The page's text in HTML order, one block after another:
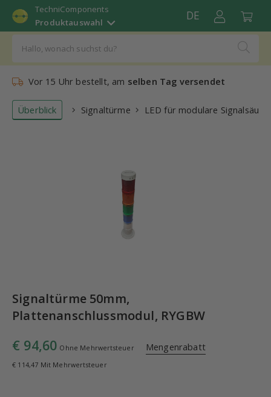
TechniComponents
Produktauswahl
DE
Vor 15 Uhr bestellt, am selben Tag versendet
Überblick Signaltürme LED für modulare
Signaltürme 50mm,
Plattenanschlussmodul, RYGBW
€ 94,60 Ohne Mehrwertsteuer Mengenrabatt
€ 114,47 Mit Mehrwertsteuer